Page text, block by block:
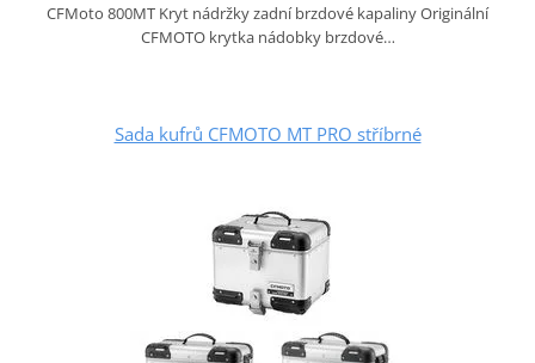
CFMoto 800MT Kryt nádržky zadní brzdové kapaliny Originální
CFMOTO krytka nádobky brzdové…
Sada kufrů CFMOTO MT PRO stříbrné